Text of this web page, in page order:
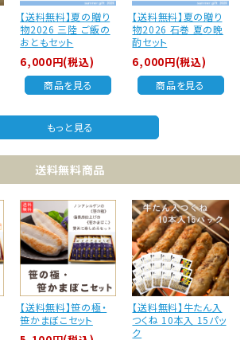
【送料無料】夏の贈り
物2026 三陸 ご飯の
おともセット
6,000円(税込)
商品を見る
【送料無料】夏の贈り
物2026 石巻 夏の晩
酌セット
6,000円(税込)
商品を見る
もっと見る
送料無料商品
【送料無料】笹の極・
笹かまぼこセット
【送料無料】牛たん入
つくね 10本入 15パッ
ク